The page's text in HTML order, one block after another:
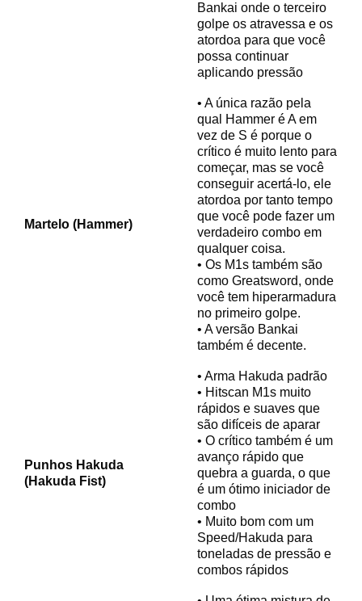
Bankai onde o terceiro
golpe os atravessa e os
atordoa para que você
possa continuar
aplicando pressão
Martelo (Hammer)
• A única razão pela
qual Hammer é A em
vez de S é porque o
crítico é muito lento para
começar, mas se você
conseguir acertá-lo, ele
atordoa por tanto tempo
que você pode fazer um
verdadeiro combo em
qualquer coisa.
• Os M1s também são
como Greatsword, onde
você tem hiperarmadura
no primeiro golpe.
• A versão Bankai
também é decente.
Punhos Hakuda
(Hakuda Fist)
• Arma Hakuda padrão
• Hitscan M1s muito
rápidos e suaves que
são difíceis de aparar
• O crítico também é um
avanço rápido que
quebra a guarda, o que
é um ótimo iniciador de
combo
• Muito bom com um
Speed/Hakuda para
toneladas de pressão e
combos rápidos